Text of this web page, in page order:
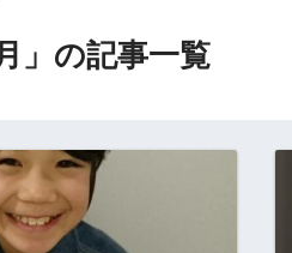
」の記事一覧